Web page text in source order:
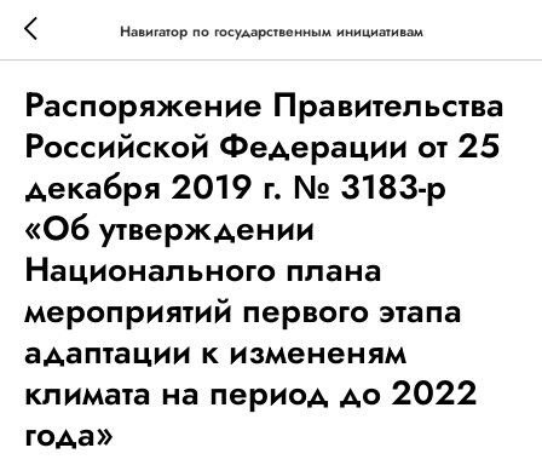
Навигатор по государственным инициативам
Распоряжение Правительства
Российской Федерации от 25
декабря 2019 г. № 3183-р
«Об утверждении
Национального плана
мероприятий первого этапа
адаптации к измененям
климата на период до 2022
года»